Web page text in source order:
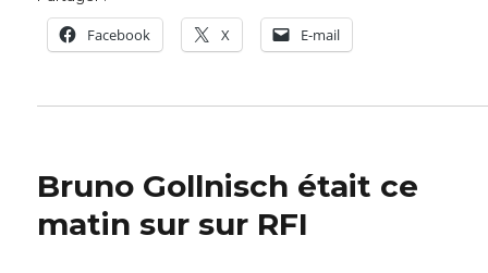
Facebook X E-mail
Bruno Gollnisch était ce
matin sur sur RFI